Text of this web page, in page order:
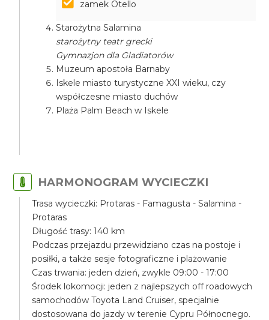
zamek Otello
Starożytna Salamina
starożytny teatr grecki
Gymnazjon dla Gladiatorów
Muzeum apostoła Barnaby
Iskele miasto turystyczne XXI wieku, czy
współczesne miasto duchów
Plaża Palm Beach w Iskele
HARMONOGRAM WYCIECZKI
Trasa wycieczki: Protaras - Famagusta - Salamina -
Protaras
Długość trasy: 140 km
Podczas przejazdu przewidziano czas na postoje i
posiłki, a także sesje fotograficzne i plażowanie
Czas trwania: jeden dzień, zwykle 09:00 - 17:00
Środek lokomocji: jeden z najlepszych off roadowych
samochodów Toyota Land Cruiser, specjalnie
dostosowana do jazdy w terenie Cypru Północnego.